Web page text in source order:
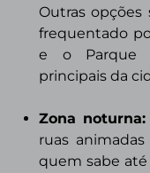
Outras
frequentado
e o Parque
principais da
Zona noturna:
ruas
quem sabe